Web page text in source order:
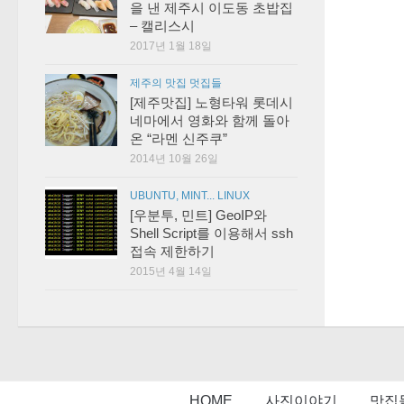
을 낸 제주시 이도동 초밥집
– 캘리스시
2017년 1월 18일
제주의 맛집 멋집들
[제주맛집] 노형타워 롯데시
네마에서 영화와 함께 돌아
온 “라멘 신주쿠”
2014년 10월 26일
UBUNTU, MINT... LINUX
[우분투, 민트] GeoIP와
Shell Script를 이용해서 ssh
접속 제한하기
2015년 4월 14일
HOME 사진이야기 맛집